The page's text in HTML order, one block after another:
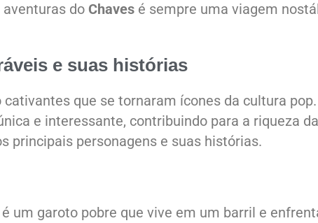
do Chaves é sempre uma viagem
e suas histórias
que se tornaram ícones da cultura
e interessante, contribuindo para a riqueza
principais personagens e suas histórias.
é um garoto pobre que vive em um barril e